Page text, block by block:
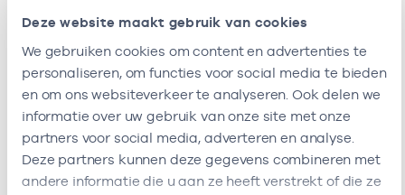
Deze website maakt gebruik van cookies
We gebruiken cookies om content en advertenties te
personaliseren, om functies voor social media te bieden
en om ons websiteverkeer te analyseren. Ook delen we
informatie over uw gebruik van onze site met onze
partners voor social media, adverteren en analyse.
Deze partners kunnen deze gegevens combineren met
andere informatie die u aan ze heeft verstrekt of die ze
Paramedische
Stad
Careyn
Rosendael
Verpleegkundigen niveau 6 of hoger 47471232
Careyn
Snavelenburg
Verpleegkundigen niveau 6 of hoger 47471419